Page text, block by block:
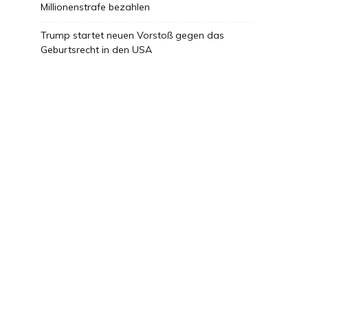
Millionenstrafe bezahlen
Trump startet neuen Vorstoß gegen das
Geburtsrecht in den USA